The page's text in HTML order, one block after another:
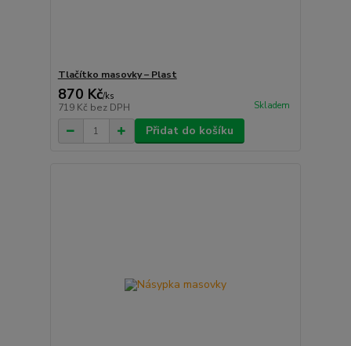
Tlačítko masovky – Plast
870 Kč/ks
719 Kč bez DPH Skladem
Přidat do košíku